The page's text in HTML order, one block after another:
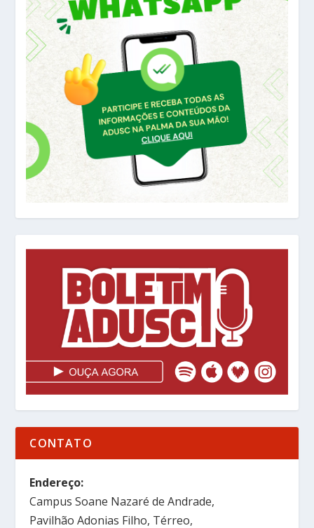
CONTATO
Endereço:
Campus Soane Nazaré de Andrade,
Pavilhão Adonias Filho, Térreo,